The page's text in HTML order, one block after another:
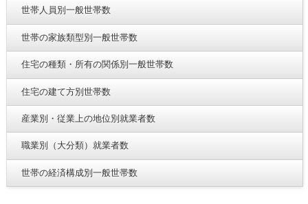
世帯人員別一般世帯数
世帯の家族類型別一般世帯数
住宅の種類・所有の関係別一般世帯数
住宅の建て方別世帯数
産業別・従業上の地位別就業者数
職業別（大分類）就業者数
世帯の経済構成別一般世帯数